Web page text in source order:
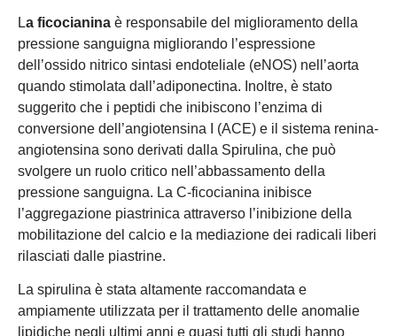
La ficocianina è responsabile del miglioramento della
pressione sanguigna migliorando l’espressione
dell’ossido nitrico sintasi endoteliale (eNOS) nell’aorta
quando stimolata dall’adiponectina. Inoltre, è stato
suggerito che i peptidi che inibiscono l’enzima di
conversione dell’angiotensina I (ACE) e il sistema renina-
angiotensina sono derivati dalla Spirulina, che può
svolgere un ruolo critico nell’abbassamento della
pressione sanguigna. La C-ficocianina inibisce
l’aggregazione piastrinica attraverso l’inibizione della
mobilitazione del calcio e la mediazione dei radicali liberi
rilasciati dalle piastrine.
La spirulina è stata altamente raccomandata e
ampiamente utilizzata per il trattamento delle anomalie
lipidiche negli ultimi anni e quasi tutti gli studi hanno